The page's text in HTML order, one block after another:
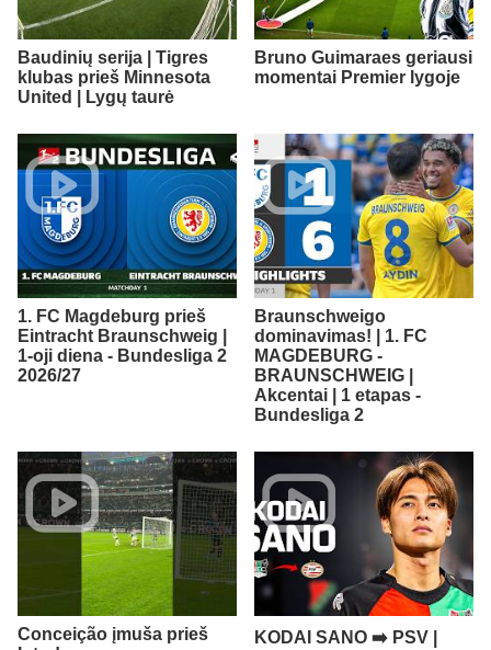
Baudinių serija | Tigres
klubas prieš Minnesota
United | Lygų taurė
Bruno Guimaraes geriausi
momentai Premier lygoje
1. FC Magdeburg prieš
Eintracht Braunschweig |
1-oji diena - Bundesliga 2
2026/27
Braunschweigo
dominavimas! | 1. FC
MAGDEBURG -
BRAUNSCHWEIG |
Akcentai | 1 etapas -
Bundesliga 2
Conceição įmuša prieš
KODAI SANO ➡️ PSV |